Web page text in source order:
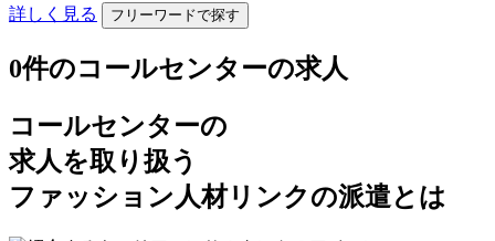
詳しく見る フリーワードで探す
0件のコールセンターの求人
コールセンターの
求人を取り扱う
ファッション人材リンクの派遣とは